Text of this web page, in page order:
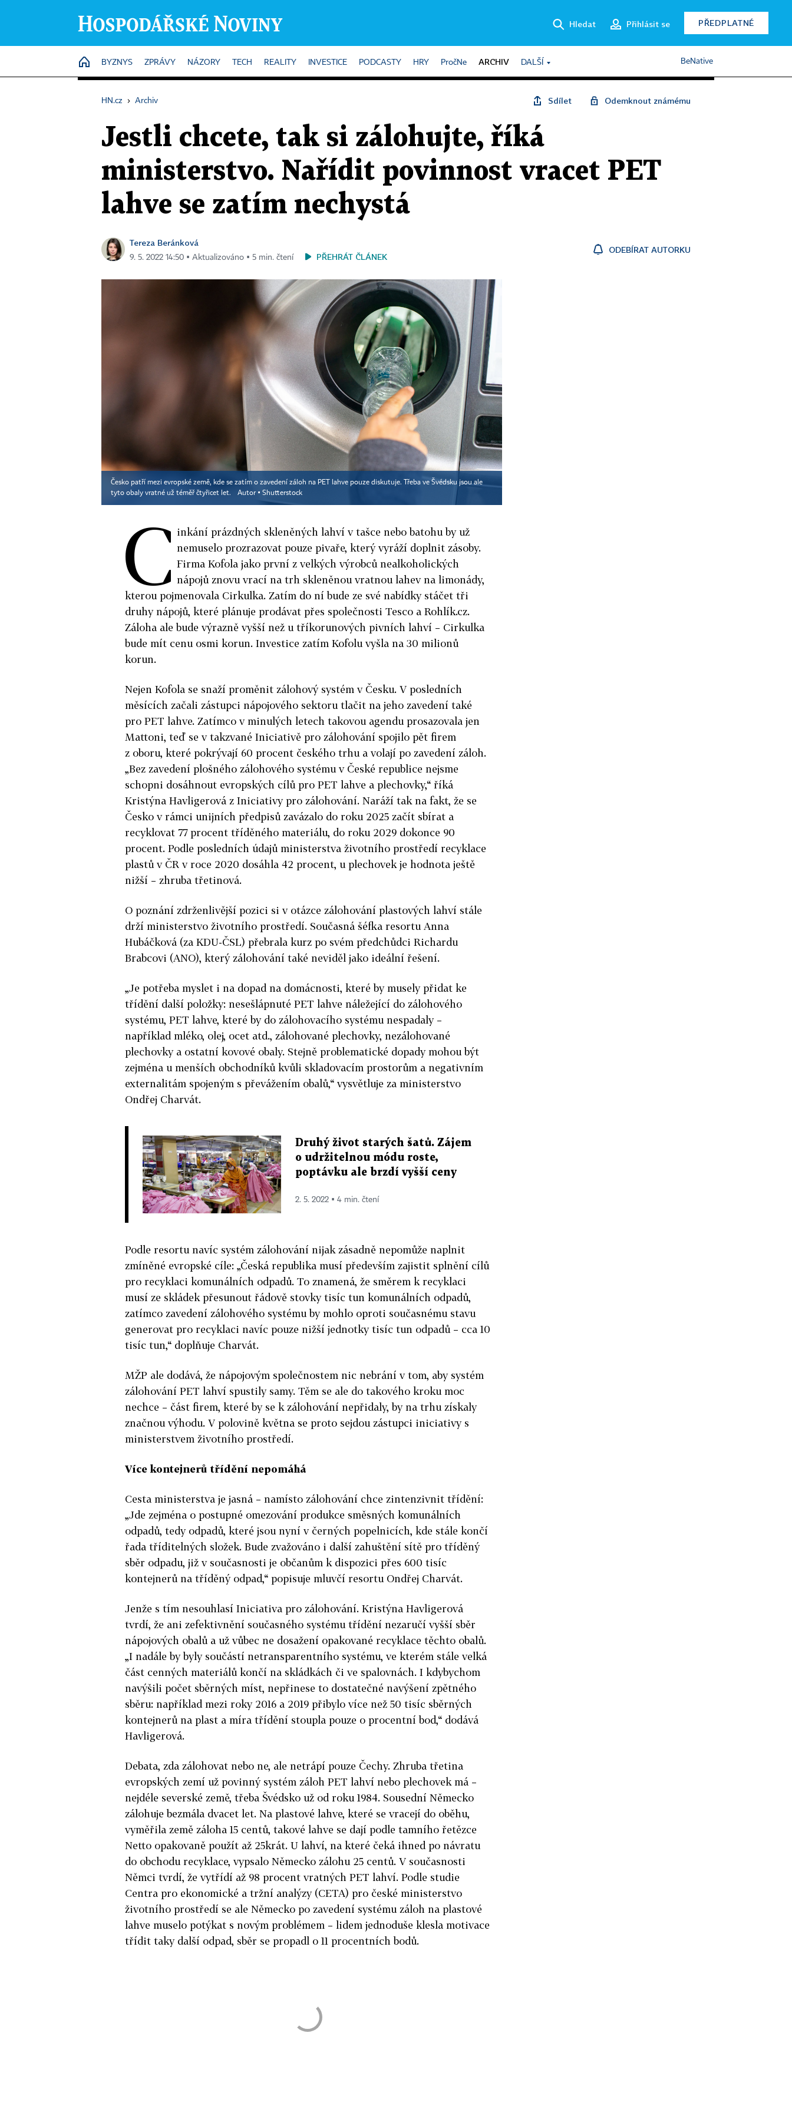
Hledat Přihlásit se PŘEDPLATNÉ
HOME
BYZNYS ZPRÁVY NÁZORY TECH REALITY INVESTICE PODCASTY HRY PročNe ARCHIV DALŠÍ BeNative
HN.cz › Archiv Sdílet Odemknout známému
Jestli chcete, tak si zálohujte, říká
ministerstvo. Nařídit povinnost vracet PET
lahve se zatím nechystá
Tereza Beránková
9. 5. 2022 14:50 ▪ Aktualizováno ▪ 5 min. čtení PŘEHRÁT ČLÁNEK
ODEBÍRAT AUTORKU
Česko patří mezi evropské země, kde se zatím o zavedení záloh na PET lahve pouze diskutuje. Třeba ve Švédsku jsou ale
tyto obaly vratné už téměř čtyřicet let.
Autor ▪ Shutterstock
C inkání prázdných skleněných lahví v tašce nebo batohu by už
nemuselo prozrazovat pouze pivaře, který vyráží doplnit zásoby.
Firma Kofola jako první z velkých výrobců nealkoholických
nápojů znovu vrací na trh skleněnou vratnou lahev na limonády,
kterou pojmenovala Cirkulka. Zatím do ní bude ze své nabídky stáčet tři
druhy nápojů, které plánuje prodávat přes společnosti Tesco a Rohlík.cz.
Záloha ale bude výrazně vyšší než u tříkorunových pivních lahví – Cirkulka
bude mít cenu osmi korun. Investice zatím Kofolu vyšla na 30 milionů
korun.
Nejen Kofola se snaží proměnit zálohový systém v Česku. V posledních
měsících začali zástupci nápojového sektoru tlačit na jeho zavedení také
pro PET lahve. Zatímco v minulých letech takovou agendu prosazovala jen
Mattoni, teď se v takzvané Iniciativě pro zálohování spojilo pět firem
z oboru, které pokrývají 60 procent českého trhu a volají po zavedení záloh.
„Bez zavedení plošného zálohového systému v České republice nejsme
schopni dosáhnout evropských cílů pro PET lahve a plechovky,“ říká
Kristýna Havligerová z Iniciativy pro zálohování. Naráží tak na fakt, že se
Česko v rámci unijních předpisů zavázalo do roku 2025 začít sbírat a
recyklovat 77 procent tříděného materiálu, do roku 2029 dokonce 90
procent. Podle posledních údajů ministerstva životního prostředí recyklace
plastů v ČR v roce 2020 dosáhla 42 procent, u plechovek je hodnota ještě
nižší – zhruba třetinová.
O poznání zdrženlivější pozici si v otázce zálohování plastových lahví stále
drží ministerstvo životního prostředí. Současná šéfka resortu Anna
Hubáčková (za KDU-ČSL) přebrala kurz po svém předchůdci Richardu
Brabcovi (ANO), který zálohování také neviděl jako ideální řešení.
„Je potřeba myslet i na dopad na domácnosti, které by musely přidat ke
třídění další položky: nesešlápnuté PET lahve náležející do zálohového
systému, PET lahve, které by do zálohovacího systému nespadaly –
například mléko, olej, ocet atd., zálohované plechovky, nezálohované
plechovky a ostatní kovové obaly. Stejně problematické dopady mohou být
zejména u menších obchodníků kvůli skladovacím prostorům a negativním
externalitám spojeným s převážením obalů,“ vysvětluje za ministerstvo
Ondřej Charvát.
Druhý život starých šatů. Zájem
o udržitelnou módu roste,
poptávku ale brzdí vyšší ceny
2. 5. 2022 ▪ 4 min. čtení
Podle resortu navíc systém zálohování nijak zásadně nepomůže naplnit
zmíněné evropské cíle: „Česká republika musí především zajistit splnění cílů
pro recyklaci komunálních odpadů. To znamená, že směrem k recyklaci
musí ze skládek přesunout řádově stovky tisíc tun komunálních odpadů,
zatímco zavedení zálohového systému by mohlo oproti současnému stavu
generovat pro recyklaci navíc pouze nižší jednotky tisíc tun odpadů – cca 10
tisíc tun,“ doplňuje Charvát.
MŽP ale dodává, že nápojovým společnostem nic nebrání v tom, aby systém
zálohování PET lahví spustily samy. Těm se ale do takového kroku moc
nechce – část firem, které by se k zálohování nepřidaly, by na trhu získaly
značnou výhodu. V polovině května se proto sejdou zástupci iniciativy s
ministerstvem životního prostředí.
Více kontejnerů třídění nepomáhá
Cesta ministerstva je jasná – namísto zálohování chce zintenzivnit třídění:
„Jde zejména o postupné omezování produkce směsných komunálních
odpadů, tedy odpadů, které jsou nyní v černých popelnicích, kde stále končí
řada tříditelných složek. Bude zvažováno i další zahuštění sítě pro tříděný
sběr odpadu, již v současnosti je občanům k dispozici přes 600 tisíc
kontejnerů na tříděný odpad,“ popisuje mluvčí resortu Ondřej Charvát.
Jenže s tím nesouhlasí Iniciativa pro zálohování. Kristýna Havligerová
tvrdí, že ani zefektivnění současného systému třídění nezaručí vyšší sběr
nápojových obalů a už vůbec ne dosažení opakované recyklace těchto obalů.
„I nadále by byly součástí netransparentního systému, ve kterém stále velká
část cenných materiálů končí na skládkách či ve spalovnách. I kdybychom
navýšili počet sběrných míst, nepřinese to dostatečné navýšení zpětného
sběru: například mezi roky 2016 a 2019 přibylo více než 50 tisíc sběrných
kontejnerů na plast a míra třídění stoupla pouze o procentní bod,“ dodává
Havligerová.
Debata, zda zálohovat nebo ne, ale netrápí pouze Čechy. Zhruba třetina
evropských zemí už povinný systém záloh PET lahví nebo plechovek má –
nejdéle severské země, třeba Švédsko už od roku 1984. Sousední Německo
zálohuje bezmála dvacet let. Na plastové lahve, které se vracejí do oběhu,
vyměřila země záloha 15 centů, takové lahve se dají podle tamního řetězce
Netto opakovaně použít až 25krát. U lahví, na které čeká ihned po návratu
do obchodu recyklace, vypsalo Německo zálohu 25 centů. V současnosti
Němci tvrdí, že vytřídí až 98 procent vratných PET lahví. Podle studie
Centra pro ekonomické a tržní analýzy (CETA) pro české ministerstvo
životního prostředí se ale Německo po zavedení systému záloh na plastové
lahve muselo potýkat s novým problémem – lidem jednoduše klesla motivace
třídit taky další odpad, sběr se propadl o 11 procentních bodů.